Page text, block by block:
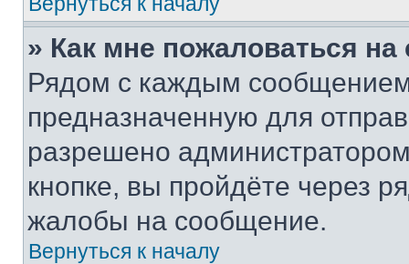
» Как мне пожаловаться
Рядом с каждым сообщением
предназначенную для
разрешено
кнопке, вы пройдёте через
жалобы на сообщение.
Вернуться к началу